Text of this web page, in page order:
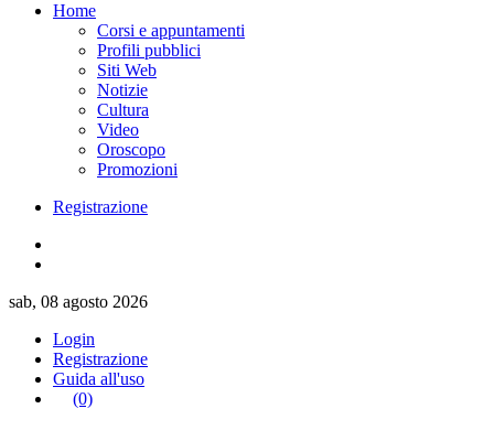
Home
Corsi e appuntamenti
Profili pubblici
Siti Web
Notizie
Cultura
Video
Oroscopo
Promozioni
Registrazione
sab, 08 agosto 2026
Login
Registrazione
Guida all'uso
(0)